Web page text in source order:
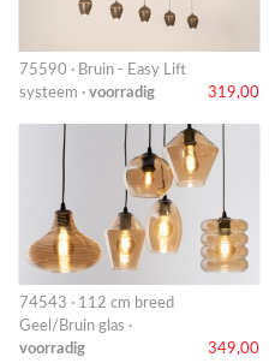
75590 · Bruin - Easy Lift
systeem · voorradig 319,00
74543 · 112 cm breed
Geel/Bruin glas ·
voorradig
349,00